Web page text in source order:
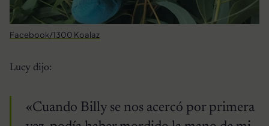
Facebook/1300 Koalaz
Lucy dijo:
«Cuando Billy se nos acercó por primera